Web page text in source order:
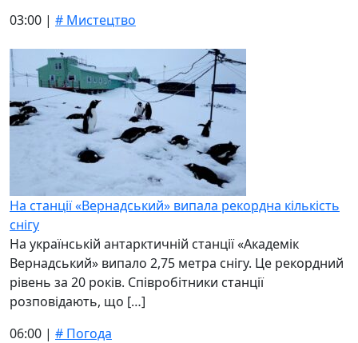
03:00 | # Мистецтво
На станції «Вернадський» випала рекордна кількість
снігу
На українській антарктичній станції «Академік
Вернадський» випало 2,75 метра снігу. Це рекордний
рівень за 20 років. Співробітники станції
розповідають, що […]
06:00 | # Погода